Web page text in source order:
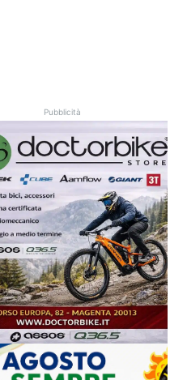
Pubblicità